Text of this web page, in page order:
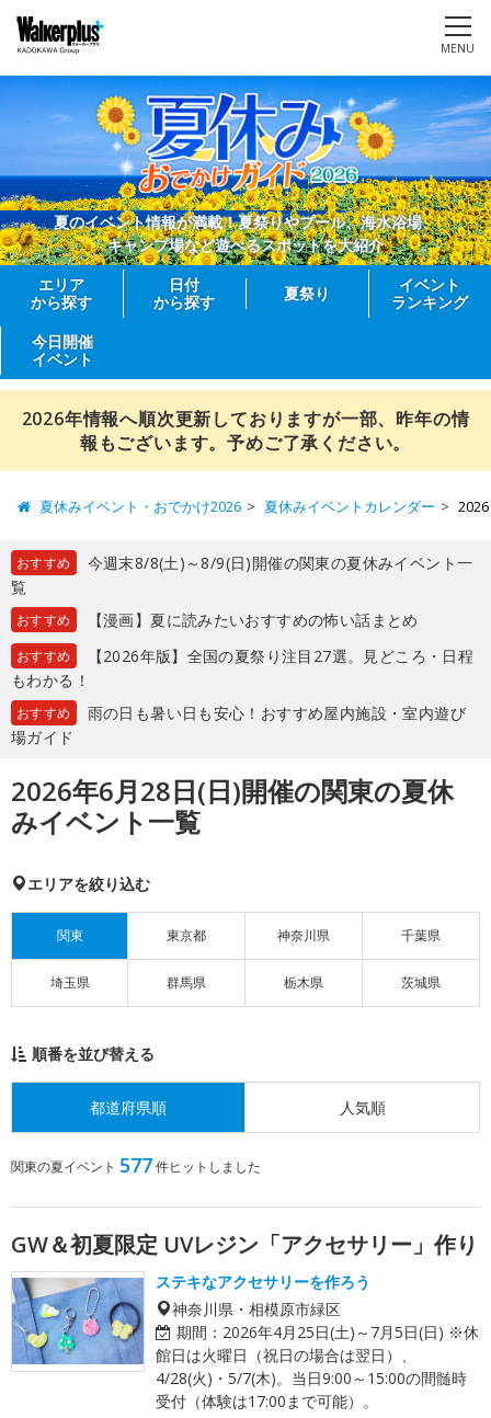
MENU
夏のイベント情報が満載！夏祭りやプール、海水浴場、
キャンプ場など遊べるスポットを大紹介
エリア
から探す
日付
から探す
夏祭り
イベント
ランキング
今日開催
イベント
2026年情報へ順次更新しておりますが一部、昨年の情
報もございます。予めご了承ください。
夏休みイベント・おでかけ2026 夏休みイベントカレンダー
おすすめ
今週末8/8(土)～8/9(日)開催の関東の夏休みイベント一
覧
おすすめ 【漫画】夏に読みたいおすすめの怖い話まとめ
おすすめ
【2026年版】全国の夏祭り注目27選。見どころ・日程
もわかる！
おすすめ
雨の日も暑い日も安心！おすすめ屋内施設・室内遊び
場ガイド
2026年6月28日(日)開催の関東の夏休
みイベント一覧
エリアを絞り込む
関東 東京都 神奈川県 千葉県
埼玉県 群馬県 栃木県 茨城県
順番を並び替える
都道府県順 人気順
関東の夏イベント 577件ヒットしました
GW＆初夏限定 UVレジン「アクセサリー」作り
ステキなアクセサリーを作ろう
神奈川県・相模原市緑区
期間： 2026年4月25日(土)～7月5日(日) ※休
館日は火曜日（祝日の場合は翌日）、
4/28(火)・5/7(木)。当日9:00～15:00の間髄時
受付（体験は17:00まで可能）。